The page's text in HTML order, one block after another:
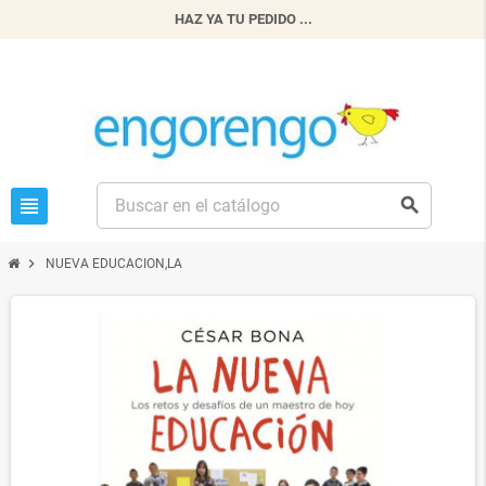
HAZ YA TU PEDIDO ...
view_headline search
chevron_right NUEVA EDUCACION,LA